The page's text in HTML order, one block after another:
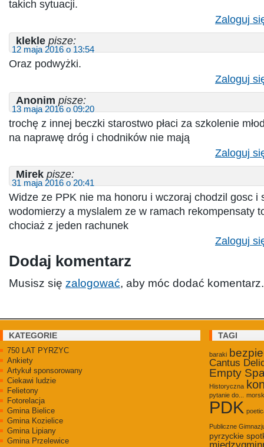
takich sytuacji.
Zaloguj
klekle pisze:
12 maja 2016 o 13:54
Oraz podwyżki.
Zaloguj
Anonim pisze:
13 maja 2016 o 09:20
trochę z innej beczki starostwo płaci za szkolenie
na naprawę dróg i chodników nie mają
Zaloguj
Mirek pisze:
31 maja 2016 o 20:41
Widze ze PPK nie ma honoru i wczoraj chodzil gosc i
wodomierzy a myslalem ze w ramach rekompensaty
chociaż z jeden rachunek
Zaloguj
Dodaj komentarz
Musisz się zalogować, aby móc dodać komentarz.
KATEGORIE
750 LAT PYRZYC
Ankiety
Artykuł sponsorowany
Ciekawi ludzie
Felietony
Fotorelacja
Gmina Bielice
Gmina Kozielice
Gmina Lipiany
Gmina Przelewice
TAGI
baraki
Cantus
Empty
Historyczna
pytanie do...
PDK
Publiczne
pyrzyckie